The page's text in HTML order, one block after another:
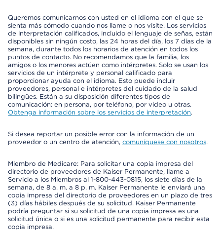
Queremos comunicarnos con usted en el idioma con el que se
sienta más cómodo cuando nos llame o nos visite. Los servicios
de interpretación calificados, incluido el lenguaje de señas, están
disponibles sin ningún costo, las 24 horas del día, los 7 días de la
semana, durante todos los horarios de atención en todos los
puntos de contacto. No recomendamos que la familia, los
amigos o los menores actúen como intérpretes. Solo se usan los
servicios de un intérprete y personal calificado para
proporcionar ayuda con el idioma. Esto puede incluir
proveedores, personal e intérpretes del cuidado de la salud
bilingües. Están a su disposición diferentes tipos de
comunicación: en persona, por teléfono, por video u otras.
Obtenga información sobre los servicios de interpretación.
Si desea reportar un posible error con la información de un
proveedor o un centro de atención, comuníquese con nosotros.
Miembro de Medicare: Para solicitar una copia impresa del
directorio de proveedores de Kaiser Permanente, llame a
Servicio a los Miembros al 1-800-443-0815, los siete días de la
semana, de 8 a. m. a 8 p. m. Kaiser Permanente le enviará una
copia impresa del directorio de proveedores en un plazo de tres
(3) días hábiles después de su solicitud. Kaiser Permanente
podría preguntar si su solicitud de una copia impresa es una
solicitud única o si es una solicitud permanente para recibir esta
copia impresa.